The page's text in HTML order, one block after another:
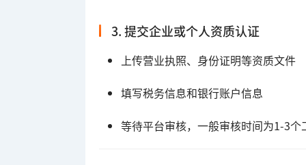
3. 提交企业或个人资质认证
上传营业执照、身份证明等资质文件
填写税务信息和银行账户信息
等待平台审核，一般审核时间为1-3个